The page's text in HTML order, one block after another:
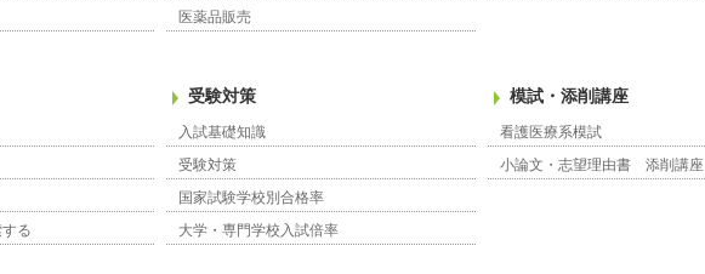
医薬品販売
る
受験対策
入試基礎知識
受験対策
国家試験学校別合格率
大学・専門学校入試倍率
模試・添削講座
看護医療系模試
小論文・志望理由書 添削講座